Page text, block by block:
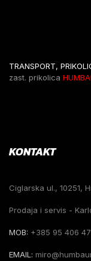
TRANSPORT,
zast. prikolica
KONTAKT
Ciglarska ul., 10251,
Prodaja i servis -
MOB: +385 95 406 47
EMAIL: